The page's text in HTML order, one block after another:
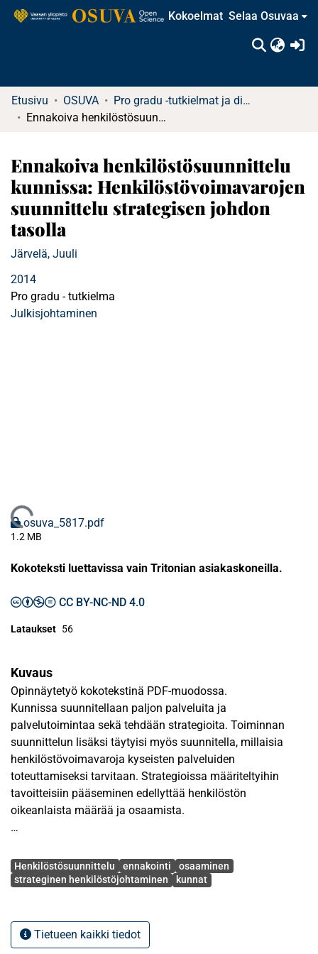
Kokoelmat Selaa Osuvaa
Etusivu OSUVA
Pro gradu -tutkielmat ja diplomityöt (rajattu saatavuus)
Ennakoiva henkilöstösuunnittelu kunnissa: Henkilöstövoimavarojen suunnittelu strategisen johdon tasolla
Ennakoiva henkilöstösuunnittelu
kunnissa: Henkilöstövoimavarojen
suunnittelu strategisen johdon
tasolla
Järvelä, Juuli
2014
Pro gradu - tutkielma
Julkisjohtaminen
Ladataan...osuva_5817.pdf
1.2 MB
Kokoteksti luettavissa vain Tritonian asiakaskoneilla.
CC BY-NC-ND 4.0
Lataukset 56
Kuvaus
Opinnäytetyö kokotekstinä PDF-muodossa.
Kunnissa suunnitellaan paljon palveluita ja
palvelutoimintaa sekä tehdään strategioita. Toiminnan
suunnittelun lisäksi täytyisi myös suunnitella, millaisia
henkilöstövoimavaroja kyseisten palveluiden
toteuttamiseksi tarvitaan. Strategioissa määriteltyihin
tavoitteisiin pääseminen edellyttää henkilöstön
oikeanlaista määrää ja osaamista.
henkilöstösuunnittelu on kunnissa ja miten se on
yhteydessä kuntien strategioihin. Näitä
Henkilöstösuunnittelun painopisteenä on ennakointi ja
osaaminen. Lisäksi tutkimuksessa nostetaan esille
Avainsanat
Henkilöstösuunnittelu ennakointi
osaaminen
strateginen henkilöstöjohtaminen
kunnat
Tietueen kaikki tiedot